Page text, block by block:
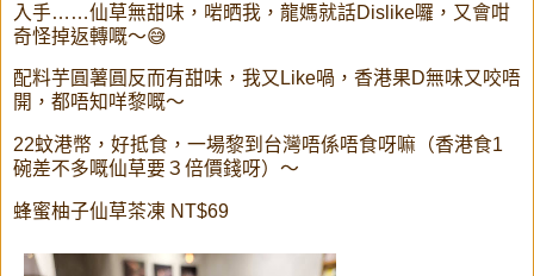
入手……仙草無甜味，啱晒我，龍媽就話Dislike囉，又會咁
奇怪掉返轉嘅～😅
配料芋圓薯圓反而有甜味，我又Like喎，香港果D無味又咬唔
開，都唔知咩黎嘅～
22蚊港幣，好抵食，一場黎到台灣唔係唔食呀嘛（香港食1
碗差不多嘅仙草要３倍價錢呀）～
蜂蜜柚子仙草茶凍 NT$69